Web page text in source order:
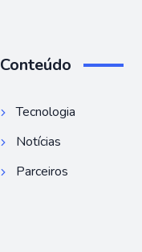
Conteúdo
Tecnologia
Notícias
Parceiros